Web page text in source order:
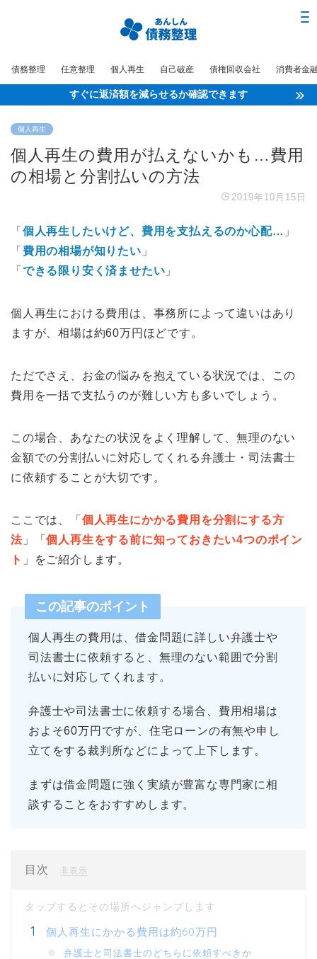
債務整理 任意整理 個人再生 自己破産 債権回収会社 消費者金
すぐに返済額を減らせるか確認できます
個人再生
個人再生の費用が払えないかも…費用
の相場と分割払いの方法
2019年10月15日
「 個人再生したいけど、費用を支払えるのか心配… 」
「 費用の相場が知りたい 」
「 できる限り安く済ませたい 」
個人再生における費用は、事務所によって違いはあり
ますが、相場は約60万円ほどです。
ただでさえ、お金の悩みを抱えている状況では、この
費用を一括で支払うのが難しい方も多いでしょう。
この場合、あなたの状況をよく理解して、無理のない
金額での分割払いに対応してくれる弁護士・司法書士
に依頼することが大切です。
ここでは、「 個人再生にかかる費用を分割にする方
法」「個人再生をする前に知っておきたい4つのポイン
ト 」をご紹介します。
この記事のポイント
個人再生の費用は、借金問題に詳しい弁護士や
司法書士に依頼すると、無理のない範囲で分割
払いに対応してくれます。
弁護士や司法書士に依頼する場合、費用相場は
およそ60万円ですが、住宅ローンの有無や申し
立てをする裁判所などによって上下します。
まずは借金問題に強く実績が豊富な専門家に相
談することをおすすめします。
目次 非表示
個人再生にかかる費用は約60万円
弁護士と司法書士のどちらに依頼すべきか